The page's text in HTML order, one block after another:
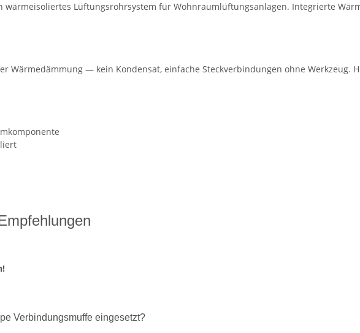
wärmeisoliertes Lüftungsrohrsystem für Wohnraumlüftungsanlagen. Integrierte
Wärmedämmung — kein Kondensat, einfache Steckverbindungen ohne Werkzeug.
Verbindungsmuffe eingesetzt?